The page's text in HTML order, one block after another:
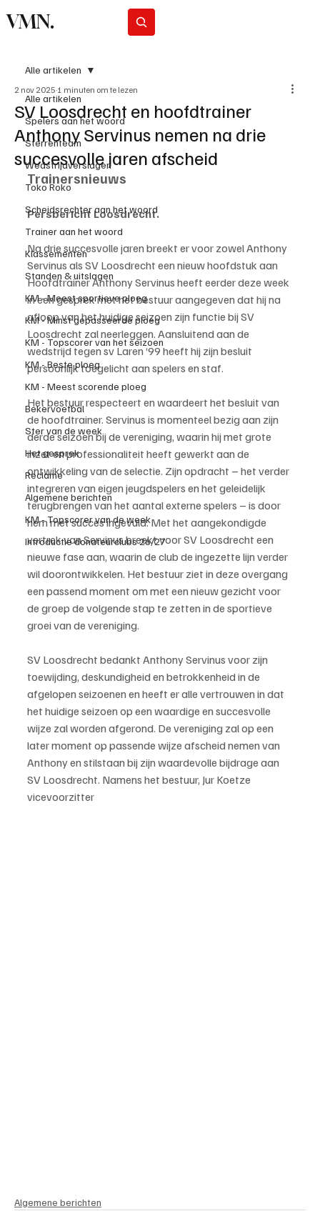
VMN.
Alle artikelen
Spelers aan het woord
Sterrenteam
Wedstrijdverslagen
Toko Roko
Scheidsrechter aan het woord
Trainer aan het woord
Klassementen
Standen & uitslagen
KM - Meest sportieve ploeg
KM - Minst gepasseerde ploeg
KM - Topscorer van het seizoen
KM - Beste ploeg
KM - Meest scorende ploeg
Bekervoetbal
Ster van de week
Het gesprek
Reclame
Algemene berichten
KM - Topscorer van de week
Introductie donateurclubs 26/27
Alle artikelen
SV Loosdrecht en hoofdtrainer
Anthony Servinus nemen na drie
succesvolle jaren afscheid
2 nov 2025 1 minuten om te lezen
Trainersnieuws
Persbericht Loosdrecht.
Na drie succesvolle jaren breekt er voor zowel Anthony
Servinus als SV Loosdrecht een nieuw hoofdstuk aan
Hoofdtrainer Anthony Servinus heeft eerder deze week
in een gesprek met het bestuur aangegeven dat hij na
afloop van het huidige seizoen zijn functie bij SV
Loosdrecht zal neerleggen. Aansluitend aan de
wedstrijd tegen sv Laren ‘99 heeft hij zijn besluit
persoonlijk toegelicht aan spelers en staf.
Het bestuur respecteert en waardeert het besluit van
de hoofdtrainer. Servinus is momenteel bezig aan zijn
derde seizoen bij de vereniging, waarin hij met grote
inzet en professionaliteit heeft gewerkt aan de
ontwikkeling van de selectie. Zijn opdracht – het verder
integreren van eigen jeugdspelers en het geleidelijk
terugbrengen van het aantal externe spelers – is door
hem met succes ingevuld. Met het aangekondigde
vertrek van Servinus breekt voor SV Loosdrecht een
nieuwe fase aan, waarin de club de ingezette lijn verder
wil doorontwikkelen. Het bestuur ziet in deze overgang
een passend moment om met een nieuw gezicht voor
de groep de volgende stap te zetten in de sportieve
groei van de vereniging.
SV Loosdrecht bedankt Anthony Servinus voor zijn
toewijding, deskundigheid en betrokkenheid in de
afgelopen seizoenen en heeft er alle vertrouwen in dat
het huidige seizoen op een waardige en succesvolle
wijze zal worden afgerond. De vereniging zal op een
later moment op passende wijze afscheid nemen van
Anthony en stilstaan bij zijn waardevolle bijdrage aan
SV Loosdrecht. Namens het bestuur, Jur Koetze
vicevoorzitter
Algemene berichten